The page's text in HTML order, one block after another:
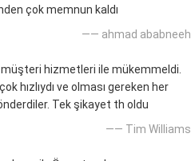
çok memnun kaldı
—— ahmad ababneeh
müşteri hizmetleri ile mükemmeldi.
hızlıydı ve olması gereken her
Tek şikayet th oldu
—— Tim Williams